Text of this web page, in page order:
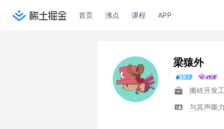
首页 沸点 课程 APP
梁猿外
搬砖开发
与其声嘶